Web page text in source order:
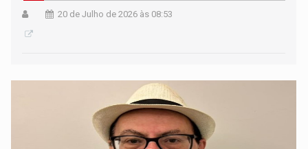
20 de Julho de 2026 às 08:53